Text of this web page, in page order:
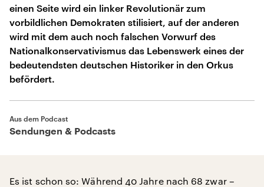
einen Seite wird ein linker Revolutionär zum
vorbildlichen Demokraten stilisiert, auf der anderen
wird mit dem auch noch falschen Vorwurf des
Nationalkonservativismus das Lebenswerk eines der
bedeutendsten deutschen Historiker in den Orkus
befördert.
Aus dem Podcast
Sendungen & Podcasts
Es ist schon so: Während 40 Jahre nach 68 zwar –